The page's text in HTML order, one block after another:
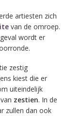
artiesten zich
van de omroep.
wordt er
zestig
kiest die er
uiteindelijk
zestien. In de
zullen dan ook